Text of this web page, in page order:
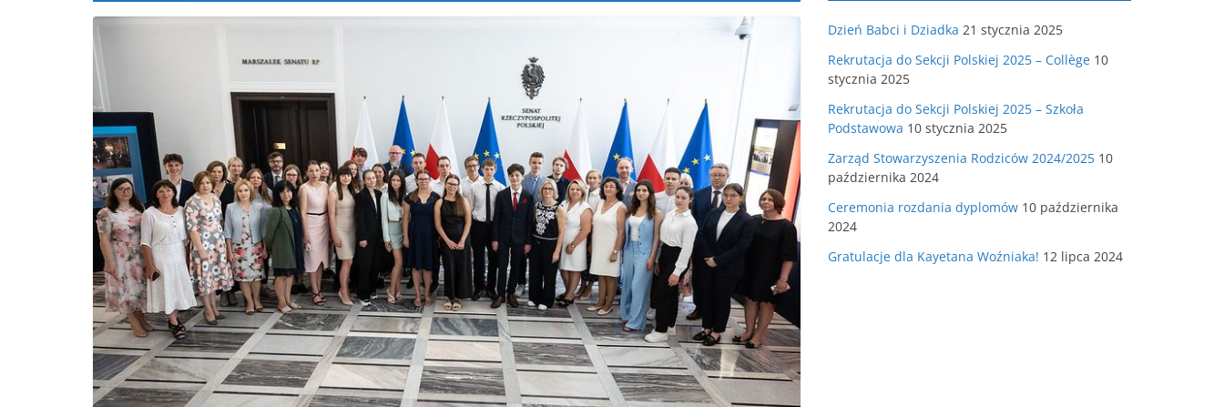
Dzień Babci i Dziadka 21 stycznia 2025
Rekrutacja do Sekcji Polskiej 2025 – Collège 10
stycznia 2025
Rekrutacja do Sekcji Polskiej 2025 – Szkoła
Podstawowa 10 stycznia 2025
Zarząd Stowarzyszenia Rodziców 2024/2025 10
października 2024
Ceremonia rozdania dyplomów 10 października
2024
Gratulacje dla Kayetana Woźniaka! 12 lipca 2024